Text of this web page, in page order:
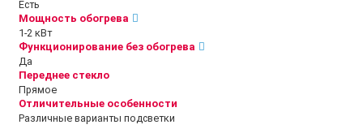
Есть
Мощность обогрева
1-2 кВт
Функционирование без обогрева
Да
Переднее стекло
Прямое
Отличительные особенности
Различные варианты подсветки